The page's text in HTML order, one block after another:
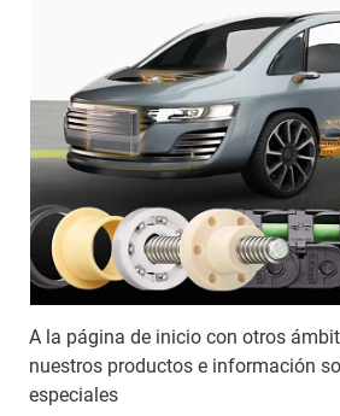
A la página de inicio con otros
nuestros productos e información
especiales